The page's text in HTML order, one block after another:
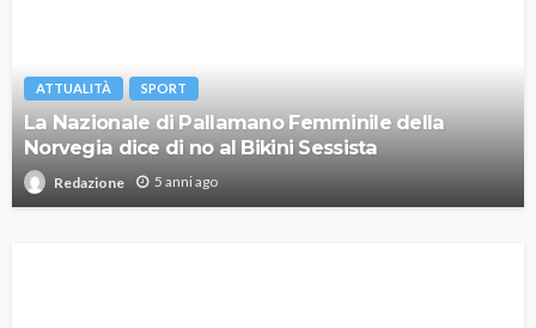
ATTUALITÀ SPORT
La Nazionale di Pallamano Femminile della
Norvegia dice di no al Bikini Sessista
Redazione 5 anni ago